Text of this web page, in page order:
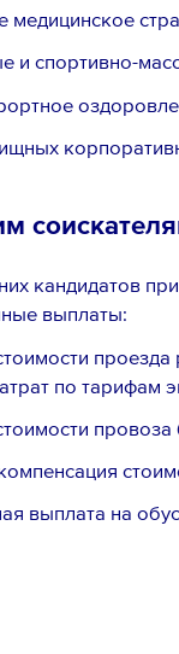
и спортивно-
кандидатов
выплаты:
по тарифам
выплата на